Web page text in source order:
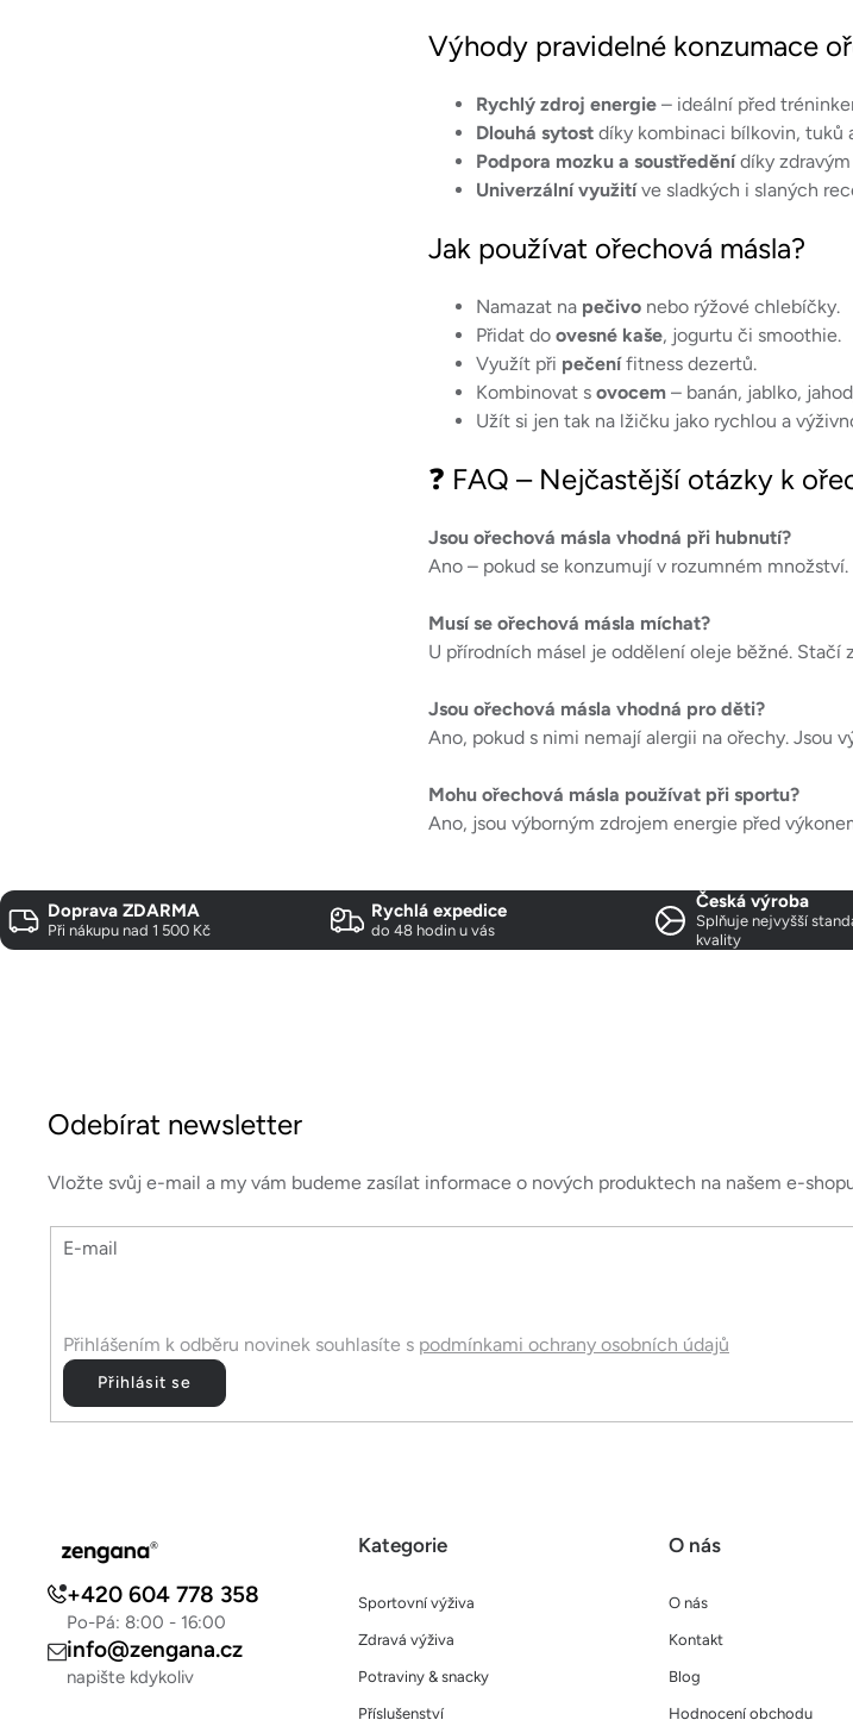
Výhody pravidelné konzumace
Rychlý zdroj energie – ideální před
Dlouhá sytost díky kombinaci bílkovin, tuků
Podpora mozku a soustředěnídíky
Univerzální využitíve sladkých i slaných
Jak používat ořechová másla?
Namazat na pečivo nebo rýžové chlebíčky.
Přidat do ovesné kaše, jogurtu či smoothie.
Využít při pečenífitness dezertů.
Kombinovat s ovocem – banán, jablko,
Užít si jen tak na lžičku jako rychlou a
❓ FAQ – Nejčastější otázky k
Jsou ořechová másla vhodná při hubnutí?
Ano – pokud se konzumují v rozumném
Musí se ořechová másla míchat?
U přírodních másel je oddělení oleje běžné.
Jsou ořechová másla vhodná pro děti?
Ano, pokud s nimi nemají alergii na ořechy. Jsou
Mohu ořechová másla používat při sportu?
Ano, jsou výborným zdrojem energie před
Doprava ZDARMA
Při nákupu nad 1 500 Kč
Rychlá expedice
do 48 hodin u vás
Česká výroba
Splňuje nejvyšší
kvality
Odebírat newsletter
Vložte svůj e-mail a my vám budeme zasílat informace o nových produktech na našem e-
E-mail
Přihlášením k odběru novinek souhlasíte s podmínkami ochrany osobních údajů
Přihlásit se
+420 604 778 358
Po-Pá: 8:00 - 16:00
info@zengana.cz
napište kdykoliv
Kategorie
Sportovní výživa
Zdravá výživa
Potraviny & snacky
Příslušenství
O nás
O nás
Kontakt
Blog
Hodnocení obchodu